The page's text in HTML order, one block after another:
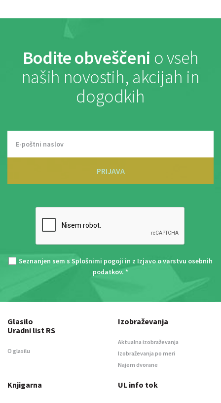
Bodite obveščeni o vseh
naših novostih, akcijah in
dogodkih
PRIJAVA
Seznanjen sem s Splošnimi pogoji in z Izjavo o varstvu osebnih
podatkov. *
Glasilo
Uradni list RS
O glasilu
Izobraževanja
Aktualna izobraževanja
Izobraževanja po meri
Najem dvorane
Knjigarna UL info tok